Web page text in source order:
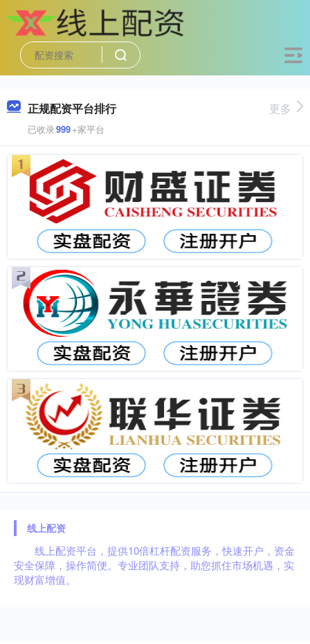
正规配资平台排行
已收录999+家平台
更多
线上配资
线上配资平台，提供10倍杠杆配资服务，快速开户，资金
安全保障，操作简便。专业团队支持，助您抓住市场机遇，实
现财富增值。